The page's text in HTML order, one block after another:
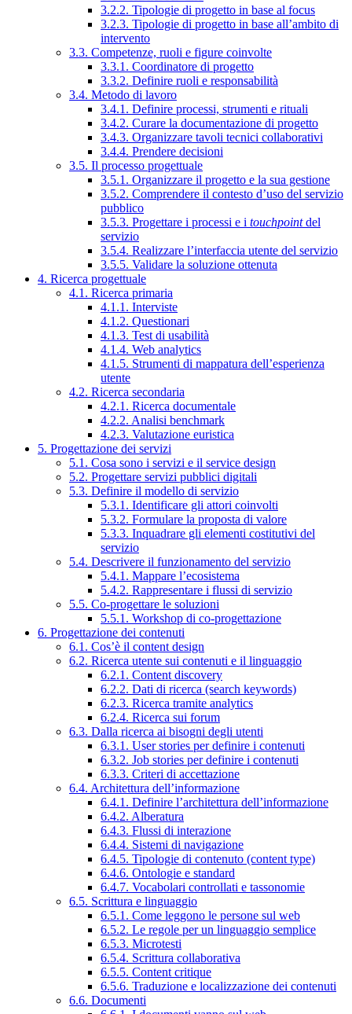
3.2.2. Tipologie di progetto in base al focus
3.2.3. Tipologie di progetto in base all’ambito di
intervento
3.3. Competenze, ruoli e figure coinvolte
3.3.1. Coordinatore di progetto
3.3.2. Definire ruoli e responsabilità
3.4. Metodo di lavoro
3.4.1. Definire processi, strumenti e rituali
3.4.2. Curare la documentazione di progetto
3.4.3. Organizzare tavoli tecnici collaborativi
3.4.4. Prendere decisioni
3.5. Il processo progettuale
3.5.1. Organizzare il progetto e la sua gestione
3.5.2. Comprendere il contesto d’uso del servizio
pubblico
3.5.3. Progettare i processi e i touchpointdel
servizio
3.5.4. Realizzare l’interfaccia utente del servizio
3.5.5. Validare la soluzione ottenuta
4. Ricerca progettuale
4.1. Ricerca primaria
4.1.1. Interviste
4.1.2. Questionari
4.1.3. Test di usabilità
4.1.4. Web analytics
4.1.5. Strumenti di mappatura dell’esperienza
utente
4.2. Ricerca secondaria
4.2.1. Ricerca documentale
4.2.2. Analisi benchmark
4.2.3. Valutazione euristica
5. Progettazione dei servizi
5.1. Cosa sono i servizi e il service design
5.2. Progettare servizi pubblici digitali
5.3. Definire il modello di servizio
5.3.1. Identificare gli attori coinvolti
5.3.2. Formulare la proposta di valore
5.3.3. Inquadrare gli elementi costitutivi del
servizio
5.4. Descrivere il funzionamento del servizio
5.4.1. Mappare l’ecosistema
5.4.2. Rappresentare i flussi di servizio
5.5. Co-progettare le soluzioni
5.5.1. Workshop di co-progettazione
6. Progettazione dei contenuti
6.1. Cos’è il content design
6.2. Ricerca utente sui contenuti e il linguaggio
6.2.1. Content discovery
6.2.2. Dati di ricerca (search keywords)
6.2.3. Ricerca tramite analytics
6.2.4. Ricerca sui forum
6.3. Dalla ricerca ai bisogni degli utenti
6.3.1. User stories per definire i contenuti
6.3.2. Job stories per definire i contenuti
6.3.3. Criteri di accettazione
6.4. Architettura dell’informazione
6.4.1. Definire l’architettura dell’informazione
6.4.2. Alberatura
6.4.3. Flussi di interazione
6.4.4. Sistemi di navigazione
6.4.5. Tipologie di contenuto (content type)
6.4.6. Ontologie e standard
6.4.7. Vocabolari controllati e tassonomie
6.5. Scrittura e linguaggio
6.5.1. Come leggono le persone sul web
6.5.2. Le regole per un linguaggio semplice
6.5.3. Microtesti
6.5.4. Scrittura collaborativa
6.5.5. Content critique
6.5.6. Traduzione e localizzazione dei contenuti
6.6. Documenti